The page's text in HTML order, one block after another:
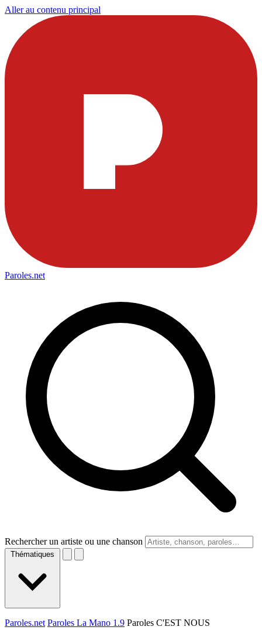
Aller au contenu principal
Paroles.net
Rechercher un artiste ou une chanson
Thématiques
Paroles.net Paroles La Mano 1.9 Paroles C'EST NOUS